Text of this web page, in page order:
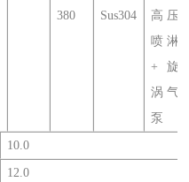
380
Sus304
高压
喷淋
+旋
涡气
泵
10.0
12.0